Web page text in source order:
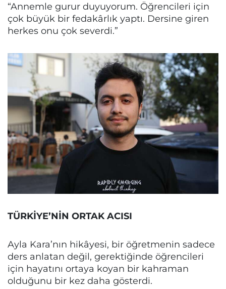
“Annemle gurur duyuyorum. Öğrencileri için
çok büyük bir fedakârlık yaptı. Dersine giren
herkes onu çok severdi.”
TÜRKİYE’NİN ORTAK ACISI
Ayla Kara’nın hikâyesi, bir öğretmenin sadece
ders anlatan değil, gerektiğinde öğrencileri
için hayatını ortaya koyan bir kahraman
olduğunu bir kez daha gösterdi.